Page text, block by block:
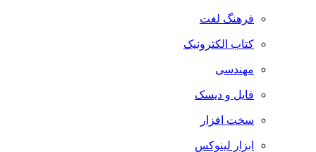
فرهنگ لغت
کتاب الکترونیک
مهندسی
فایل و دیسک
سخت افزار
ابزار لینوکس